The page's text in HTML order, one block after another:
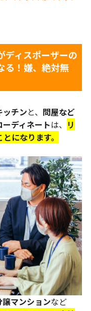
ディスポーザーの
る！嫌、絶対無
ッチンと、 問屋など
ーディネートは、 リ
になります。
譲マンションなど